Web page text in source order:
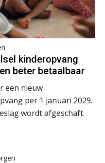
kinderopvang
beter betaalbaar
een nieuw
per 1 januari 2029.
wordt afgeschaft.